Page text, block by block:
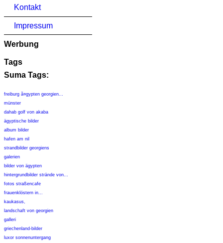
Kontakt
Impressum
Werbung
Tags
Suma Tags:
freiburg ã¤gypten georgien...
münster
dahab golf von akaba
ägyptische bilder
album bilder
hafen am nil
strandbilder georgiens
galerien
bilder von ägypten
hintergrundbilder strände von...
fotos straßencafe
frauenklöstern in...
kaukasus,
landschaft von georgien
galleri
griechenland-bilder
luxor sonnenuntergang